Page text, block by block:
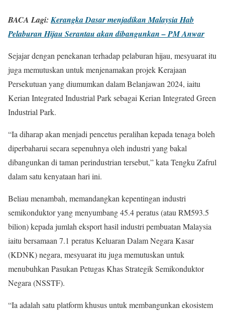
BACA Lagi:Kerangka Dasar menjadikan Malaysia Hab
Pelaburan Hijau Serantau akan dibangunkan – PM Anwar
Sejajar dengan penekanan terhadap pelaburan hijau, mesyuarat itu
juga memutuskan untuk menjenamakan projek Kerajaan
Persekutuan yang diumumkan dalam Belanjawan 2024, iaitu
Kerian Integrated Industrial Park sebagai Kerian Integrated Green
Industrial Park.
“Ia diharap akan menjadi pencetus peralihan kepada tenaga boleh
diperbaharui secara sepenuhnya oleh industri yang bakal
dibangunkan di taman perindustrian tersebut,” kata Tengku Zafrul
dalam satu kenyataan hari ini.
Beliau menambah, memandangkan kepentingan industri
semikonduktor yang menyumbang 45.4 peratus (atau RM593.5
bilion) kepada jumlah eksport hasil industri pembuatan Malaysia
iaitu bersamaan 7.1 peratus Keluaran Dalam Negara Kasar
(KDNK) negara, mesyuarat itu juga memutuskan untuk
menubuhkan Pasukan Petugas Khas Strategik Semikonduktor
Negara (NSSTF).
“Ia adalah satu platform khusus untuk membangunkan ekosistem